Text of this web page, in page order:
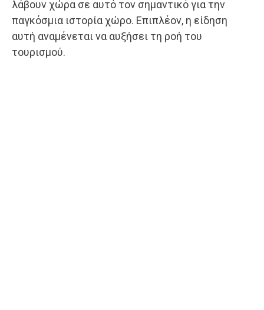
λάβουν χώρα σε αυτό τον σημαντικό για την
παγκόσμια ιστορία χώρο. Επιπλέον, η είδηση
αυτή αναμένεται να αυξήσει τη ροή του
τουρισμού.